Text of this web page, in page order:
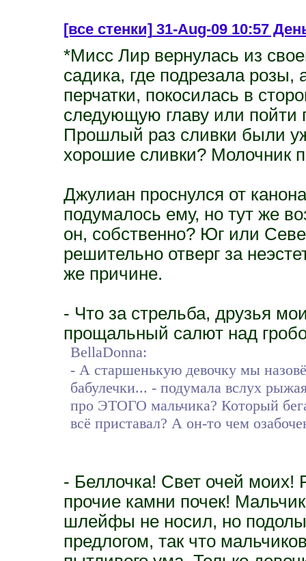
[все стенки]31-Aug-09 10:57
*Мисс Лир вернулась из
садика, где подрезала розы,
перчатки, покосилась в
следующую главу или пойти
Прошлый раз сливки были
хорошие сливки? Молочник
Джулиан проснулся от
подумалось ему, но тут же
он, собственно? Юг или
решительно отверг за
же причине.
- Что за стрельба, друзья
прощальный салют над
BellaDonna:
- А старшенькую девочку мы
бабулечки... - подумала вслух
про ЭТОГО мальчика? Который
всё приставал? А он-то чем
- Беллочка! Свет очей моих!
прочие камни почек!
шлейфы не носил, но
предлогом, так что